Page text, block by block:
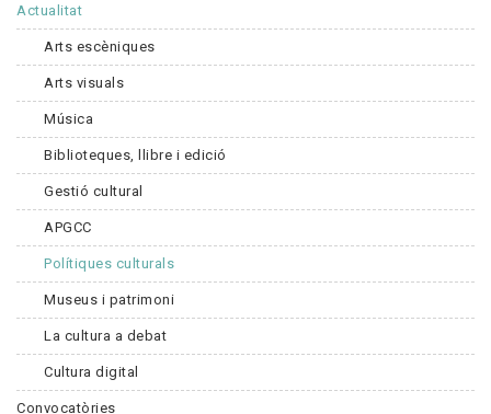
Actualitat
Arts escèniques
Arts visuals
Música
Biblioteques, llibre i edició
Gestió cultural
APGCC
Polítiques culturals
Museus i patrimoni
La cultura a debat
Cultura digital
Convocatòries